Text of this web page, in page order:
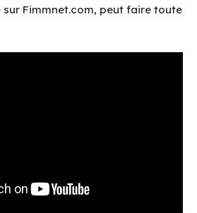
sur Fimmnet.com, peut faire toute